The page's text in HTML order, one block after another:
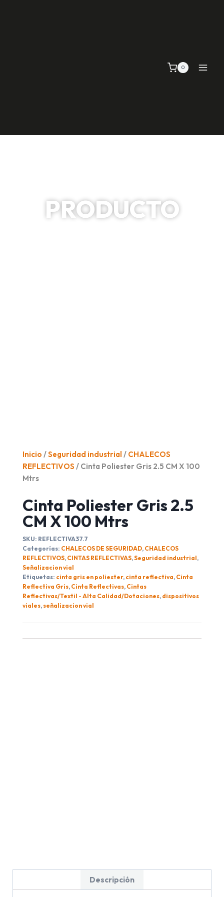
0
PRODUCTO
Inicio /Seguridad industrial / CHALECOS
REFLECTIVOS / Cinta Poliester Gris 2.5 CM X 100
Mtrs
Cinta Poliester Gris 2.5
CM X 100 Mtrs
SKU: REFLECTIVA37.7
Categorías: CHALECOS DE SEGURIDAD, CHALECOS
REFLECTIVOS, CINTAS REFLECTIVAS,Seguridad industrial,
Señalizacion vial
Etiquetas: cinta gris en poliester, cinta reflectiva, Cinta
Reflectiva Gris, Cinta Reflectivas, Cintas
Reflectivas/Textil - Alta Calidad/Dotaciones, dispositivos
viales,señalizacion vial
Descripción